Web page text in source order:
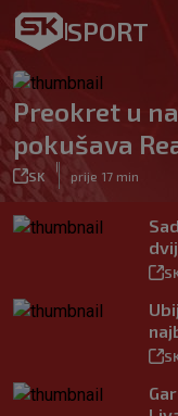
SPORT
Preokret u
pokušava
SK prije 17 min